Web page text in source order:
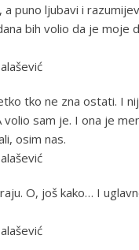
puno ljubavi i
bih volio da je moje
tko ne zna ostati. I
volio sam je. I ona je
osim nas.
O, još kako… I